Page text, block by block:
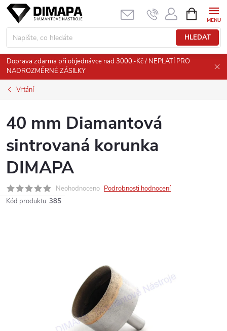
Přejít
obsah
HLEDAT
NÁKUPNÍ
KOŠÍK
Doprava zdarma při objednávce nad 3000,-Kč / NEPLATÍ PRO
NADROZMĚRNÉ ZÁSILKY
Vrtání
40 mm Diamantová
sintrovaná korunka
DIMAPA
Neohodnoceno Podrobnosti hodnocení
Kód produktu: 385